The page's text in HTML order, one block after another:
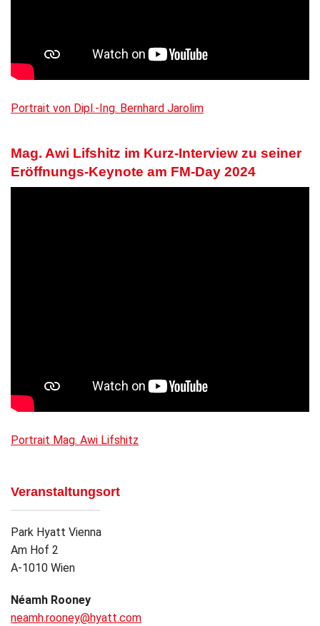
Portrait von Dipl.-Ing. Bernhard Jarolim
Mag. Awi Lifshitz im Kurz-Interview zu seiner
Eröffnungs-Keynote am FM-Day 2024
Portrait Mag. Awi Lifshitz
Veranstaltungsort
Park Hyatt Vienna
Am Hof 2
A-1010 Wien
Néamh Rooney
neamh.rooney@hyatt.com